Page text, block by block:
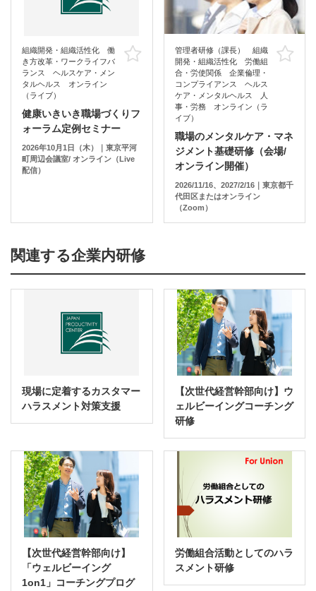
組織開発・組織活性化 働
き方改革・ワークライフバ
ランス ヘルスケア・メン
タルヘルス オンライン
（ライブ）
お気に入り
健康いきいき職場づくりフ
ォーラム定例セミナー
2026年10月1日（木）｜東京平河
町周辺会議室/ オンライン（Live
配信）
管理者研修（課長） 組織
開発・組織活性化 労働組
合・労使関係 企業倫理・
コンプライアンス ヘルス
ケア・メンタルヘルス 人
事・労務 オンライン（ラ
イブ）
職場のメンタルケア・マネ
ジメント基礎研修（会場/
オンライン開催）
2026/11/16、2027/2/16｜東京都千
代田区またはオンライン
（Zoom）
関連する企業内研修
現場に定着するカスタマー
ハラスメント対策支援
【次世代経営幹部向け】ウ
ェルビーイングコーチング
研修
【次世代経営幹部向け】
「ウェルビーイング
1on1」コーチングプログ
労働組合活動としてのハラ
スメント研修